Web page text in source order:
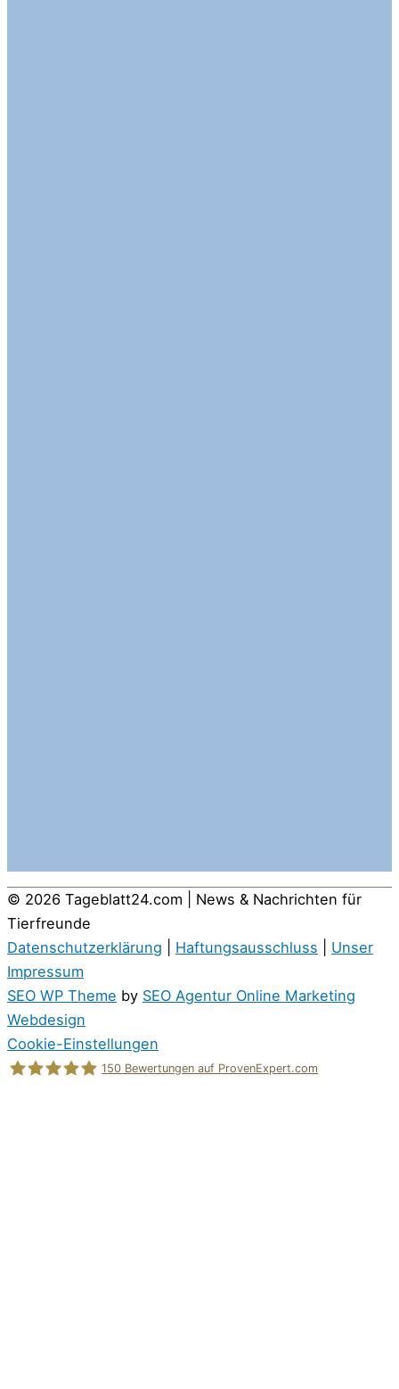
© 2026 Tageblatt24.com | News & Nachrichten für
Tierfreunde
Datenschutzerklärung
Haftungsausschluss
Unser
Impressum
SEO WP Theme by SEO Agentur Online Marketing
Webdesign
Cookie-Einstellungen
150 Bewertungen auf ProvenExpert.com